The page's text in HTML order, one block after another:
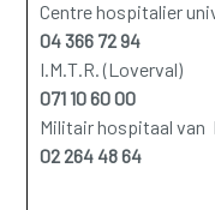
Centre hospitalier
04 366 72 94
I.M.T.R. (Loverval)
071 10 60 00
Militair hospitaal van
02 264 48 64